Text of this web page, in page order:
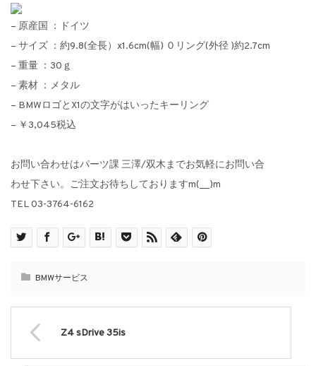
– 原産国 ：ドイツ
– サイズ ：約9.8(全長）x1.6cm(幅) ０リング(外径 )約2.7cm
– 重量 ：30ｇ
– 素材 ：メタル
– BMWロゴとX1の文字がはいったキーリング
– ￥3,045税込
お問い合わせはパーツ課 三澤/双木までお気軽にお問い合
わせ下さい。ご注文お待ちしておりますm(__)m
TEL 03-3764-6162
BMWサービス
Z4 sDrive 35is